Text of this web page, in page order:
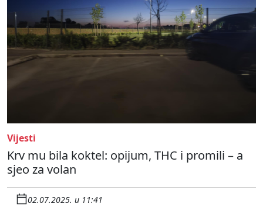
Vijesti
Krv mu bila koktel: opijum, THC i promili – a
sjeo za volan
02.07.2025. u 11:41